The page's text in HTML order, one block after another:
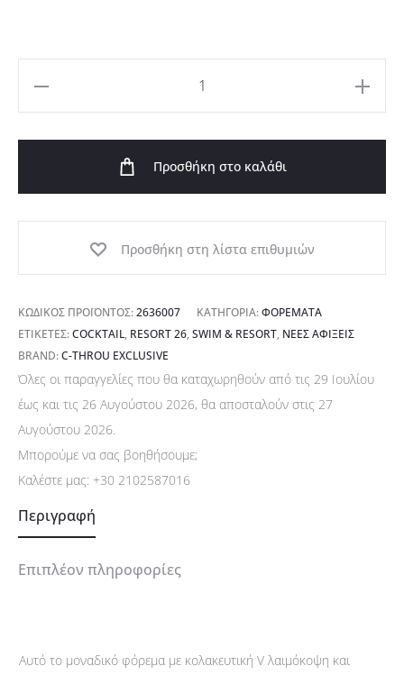
Βισκόζη
ποσότητα
Προσθήκη στο καλάθι
Προσθήκη στη λίστα επιθυμιών
ΚΩΔΙΚΌΣ ΠΡΟΪΌΝΤΟΣ:2636007 ΚΑΤΗΓΟΡΊΑ:ΦΟΡΈΜΑΤΑ
ΕΤΙΚΈΤΕΣ:COCKTAIL, RESORT 26,SWIM & RESORT, ΝΈΕΣ ΑΦΊΞΕΙΣ
BRAND:C-THROU EXCLUSIVE
Όλες οι παραγγελίες που θα καταχωρηθούν από τις 29 Ιουλίου
έως και τις 26 Αυγούστου 2026, θα αποσταλούν στις 27
Αυγούστου 2026.
Μπορούμε να σας βοηθήσουμε;
Καλέστε μας: +30 2102587016
Περιγραφή
Επιπλέον πληροφορίες
Αυτό το μοναδικό φόρεμα με κολακευτική V λαιμόκοψη και